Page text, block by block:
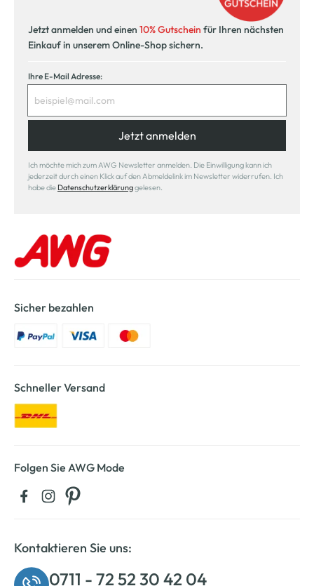
Jetzt anmelden und einen 10% Gutschein für Ihren nächsten
Einkauf in unserem Online-Shop sichern.
Ihre E-Mail Adresse:
Jetzt anmelden
Ich möchte mich zum AWG Newsletter anmelden. Die Einwilligung kann ich
jederzeit durch einen Klick auf den Abmeldelink im Newsletter widerrufen. Ich
habe die Datenschutzerklärunggelesen.
Sicher bezahlen
Schneller Versand
Folgen Sie AWG Mode
Kontaktieren Sie uns:
0711 - 72 52 30 42 04